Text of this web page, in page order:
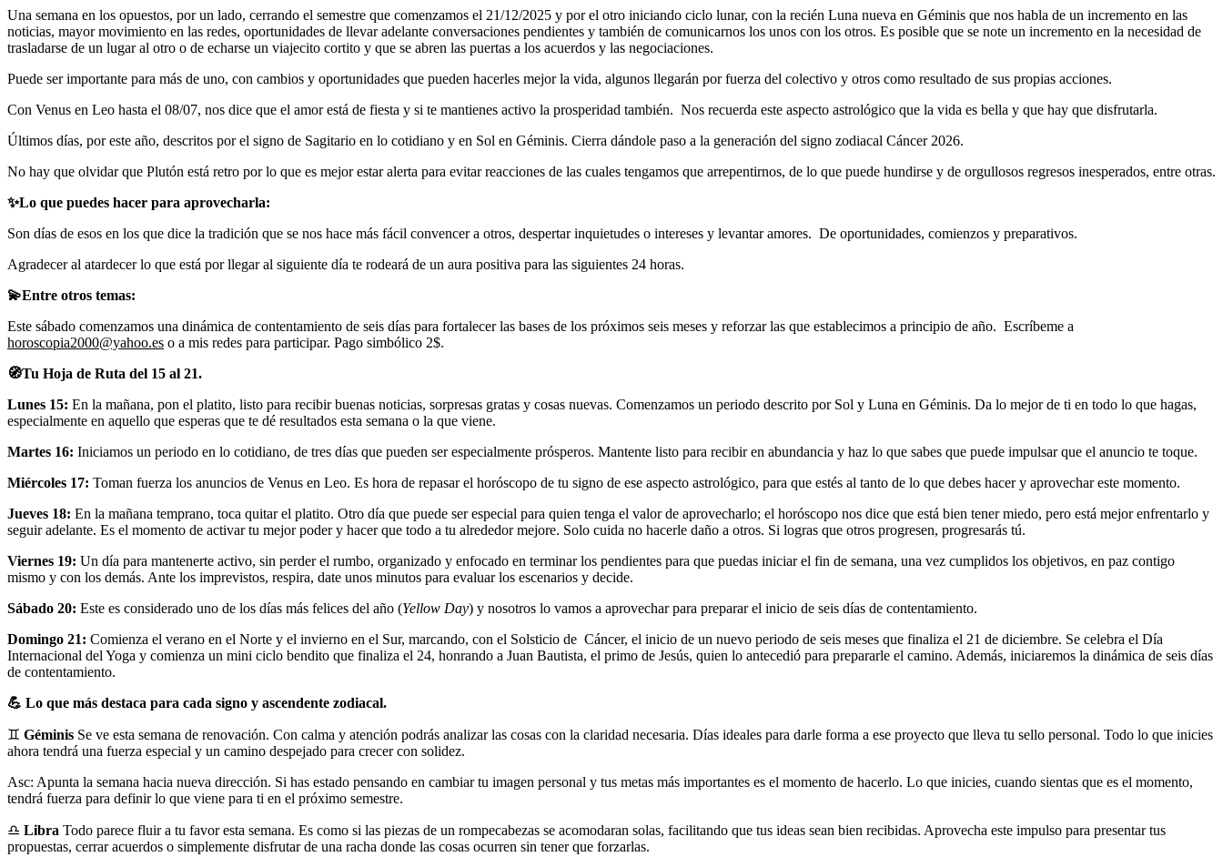
Una semana en los opuestos, por un lado, cerrando el semestre que comenzamos el 21/12/2025 y por el otro iniciando ciclo lunar, con la recién Luna nueva en Géminis que nos habla de un incremento en las
noticias, mayor movimiento en las redes, oportunidades de llevar adelante conversaciones pendientes y también de comunicarnos los unos con los otros. Es posible que se note un incremento en la necesidad de
trasladarse de un lugar al otro o de echarse un viajecito cortito y que se abren las puertas a los acuerdos y las negociaciones.
Puede ser importante para más de uno, con cambios y oportunidades que pueden hacerles mejor la vida, algunos llegarán por fuerza del colectivo y otros como resultado de sus propias acciones.
Con Venus en Leo hasta el 08/07, nos dice que el amor está de fiesta y si te mantienes activo la prosperidad también. Nos recuerda este aspecto astrológico que la vida es bella y que hay que disfrutarla.
Últimos días, por este año, descritos por el signo de Sagitario en lo cotidiano y en Sol en Géminis. Cierra dándole paso a la generación del signo zodiacal Cáncer 2026.
No hay que olvidar que Plutón está retro por lo que es mejor estar alerta para evitar reacciones de las cuales tengamos que arrepentirnos, de lo que puede hundirse y de orgullosos regresos inesperados, entre otras.
✨Lo que puedes hacer para aprovecharla:
Son días de esos en los que dice la tradición que se nos hace más fácil convencer a otros, despertar inquietudes o intereses y levantar amores. De oportunidades, comienzos y preparativos.
Agradecer al atardecer lo que está por llegar al siguiente día te rodeará de un aura positiva para las siguientes 24 horas.
💫Entre otros temas:
Este sábado comenzamos una dinámica de contentamiento de seis días para fortalecer las bases de los próximos seis meses y reforzar las que establecimos a principio de año. Escríbeme a
horoscopia2000@yahoo.es o a mis redes para participar. Pago simbólico 2$.
🧭Tu Hoja de Ruta del 15 al 21.
Lunes 15: En la mañana, pon el platito, listo para recibir buenas noticias, sorpresas gratas y cosas nuevas. Comenzamos un periodo descrito por Sol y Luna en Géminis. Da lo mejor de ti en todo lo que hagas,
especialmente en aquello que esperas que te dé resultados esta semana o la que viene.
Martes 16: Iniciamos un periodo en lo cotidiano, de tres días que pueden ser especialmente prósperos. Mantente listo para recibir en abundancia y haz lo que sabes que puede impulsar que el anuncio te toque.
Miércoles 17: Toman fuerza los anuncios de Venus en Leo. Es hora de repasar el horóscopo de tu signo de ese aspecto astrológico, para que estés al tanto de lo que debes hacer y aprovechar este momento.
Jueves 18: En la mañana temprano, toca quitar el platito. Otro día que puede ser especial para quien tenga el valor de aprovecharlo; el horóscopo nos dice que está bien tener miedo, pero está mejor enfrentarlo y
seguir adelante. Es el momento de activar tu mejor poder y hacer que todo a tu alrededor mejore. Solo cuida no hacerle daño a otros. Si logras que otros progresen, progresarás tú.
Viernes 19: Un día para mantenerte activo, sin perder el rumbo, organizado y enfocado en terminar los pendientes para que puedas iniciar el fin de semana, una vez cumplidos los objetivos, en paz contigo
mismo y con los demás. Ante los imprevistos, respira, date unos minutos para evaluar los escenarios y decide.
Sábado 20: Este es considerado uno de los días más felices del año (Yellow Day) y nosotros lo vamos a aprovechar para preparar el inicio de seis días de contentamiento.
Domingo 21: Comienza el verano en el Norte y el invierno en el Sur, marcando, con el Solsticio de Cáncer, el inicio de un nuevo periodo de seis meses que finaliza el 21 de diciembre. Se celebra el Día
Internacional del Yoga y comienza un mini ciclo bendito que finaliza el 24, honrando a Juan Bautista, el primo de Jesús, quien lo antecedió para prepararle el camino. Además, iniciaremos la dinámica de seis días
de contentamiento.
💪 Lo que más destaca para cada signo y ascendente zodiacal.
♊ Géminis Se ve esta semana de renovación. Con calma y atención podrás analizar las cosas con la claridad necesaria. Días ideales para darle forma a ese proyecto que lleva tu sello personal. Todo lo que inicies
ahora tendrá una fuerza especial y un camino despejado para crecer con solidez.
Asc: Apunta la semana hacia nueva dirección. Si has estado pensando en cambiar tu imagen personal y tus metas más importantes es el momento de hacerlo. Lo que inicies, cuando sientas que es el momento,
tendrá fuerza para definir lo que viene para ti en el próximo semestre.
♎ Libra Todo parece fluir a tu favor esta semana. Es como si las piezas de un rompecabezas se acomodaran solas, facilitando que tus ideas sean bien recibidas. Aprovecha este impulso para presentar tus
propuestas, cerrar acuerdos o simplemente disfrutar de una racha donde las cosas ocurren sin tener que forzarlas.